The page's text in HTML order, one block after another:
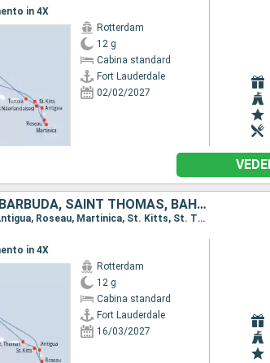
in 4X
Rotterdam
12 g
Cabina standard
Fort Lauderdale
02/02/2027
SAINT MARTIN, DOMINICA, MARTINICA, ANTIGUA E BARBUDA, SAINT THOMAS, BAHAMAS, STATI UNITI
Itinerario : Fort Lauderdale, Saint Martin (Antilles Néerlandaises), Antigua, Roseau, Martinica, St. Kitts, St. Thomas, Half Moon Cay, Fort Lauderdale
in 4X
Rotterdam
12 g
Cabina standard
Fort Lauderdale
16/03/2027